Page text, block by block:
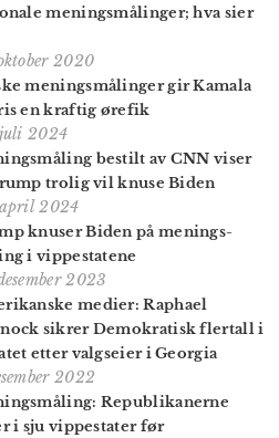
menings­målinger; hva sier
2020
menings­målinger gir Kamala
en kraftig ørefik
2024
bestilt av CNN viser
trolig vil knuse Biden
2024
knuser Biden på menings­
i vippe­statene
2023
medier: Raphael
sikrer Demokratisk flertall i
etter valgseier i Georgia
2022
Republikanerne
i sju vippestater før